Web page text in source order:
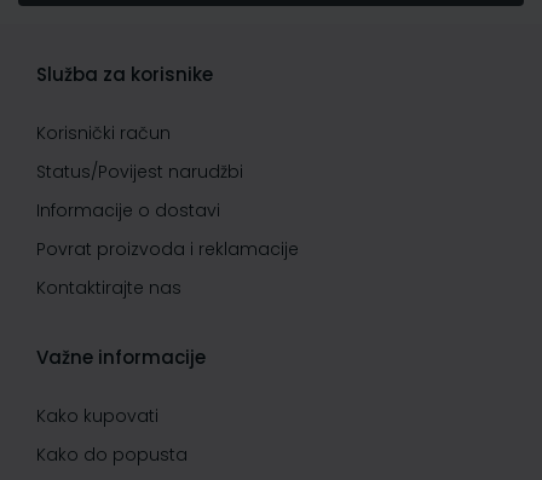
Služba za korisnike
Korisnički račun
Status/Povijest narudžbi
Informacije o dostavi
Povrat proizvoda i reklamacije
Kontaktirajte nas
Važne informacije
Kako kupovati
Kako do popusta